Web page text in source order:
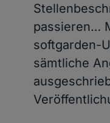
passieren…
softgarden-
sämtliche